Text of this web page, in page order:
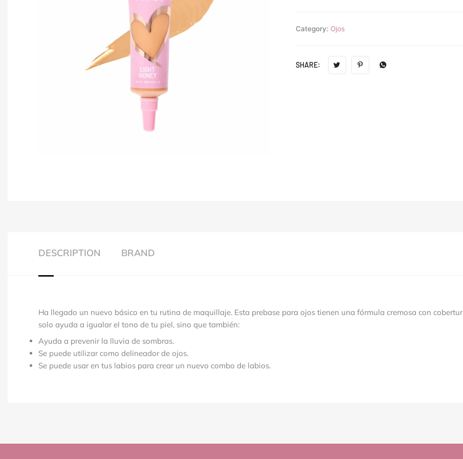
Category: Ojos
SHARE:
DESCRIPTION BRAND
Ha llegado un nuevo básico en tu rutina de maquillaje. Esta prebase para ojos tienen una fórmula cremosa con
solo ayuda a igualar el tono de tu piel, sino que también:
Ayuda a prevenir la lluvia de sombras.
Se puede utilizar como delineador de ojos.
Se puede usar en tus labios para crear un nuevo combo de labios.